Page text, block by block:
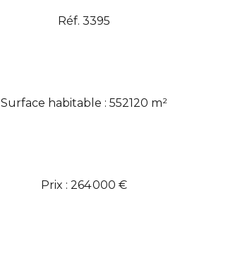
Réf. 3395
Surface habitable : 552120 m²
Prix : 264 000 €